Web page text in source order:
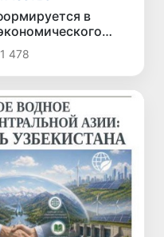
в
Евразии
1 478